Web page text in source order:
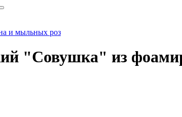
и мыльных роз
"Совушка" из